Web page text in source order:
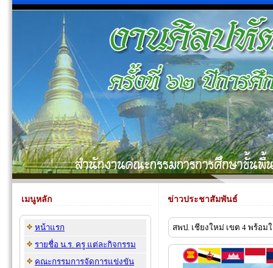
เมนูหลัก
หน้าแรก
รายชื่อ น.ร. ครู แต่ละกิจกรรม
คณะกรรมการจัดการแข่งขัน
ข่าวประชาสัมพันธ์
สพป. เชียงใหม่ เขต 4 พร้อม